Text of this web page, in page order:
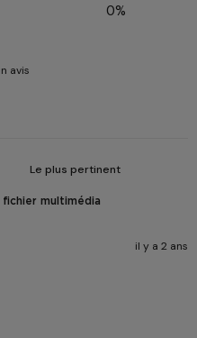
0%
avis
fichier multimédia
il y a 2 ans